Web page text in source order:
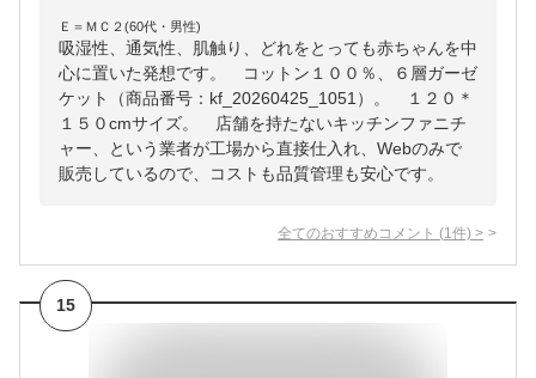
Ｅ＝ＭＣ２(60代・男性)
吸湿性、通気性、肌触り、どれをとっても赤ちゃんを中
心に置いた発想です。 コットン１００％、６層ガーゼ
ケット（商品番号：kf_20260425_1051）。 １２０＊
１５０cmサイズ。 店舗を持たないキッチンファニチ
ャー、という業者が工場から直接仕入れ、Webのみで
販売しているので、コストも品質管理も安心です。
全てのおすすめコメント (1 件) >
15